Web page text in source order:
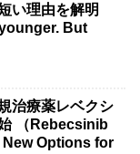
い理由を解明
But
治療薬レベクシ
（Rebecsinib
Options for